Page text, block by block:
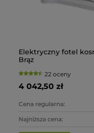
Elektryczny fotel
Brąz
22 oceny
4 042,50 zł
Cena regularna:
Najniższa cena: